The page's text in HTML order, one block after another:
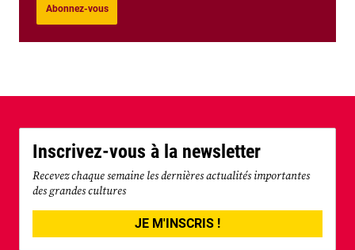
Abonnez-vous
Inscrivez-vous à la newsletter
Recevez chaque semaine les dernières actualités importantes
des grandes cultures
JE M'INSCRIS !